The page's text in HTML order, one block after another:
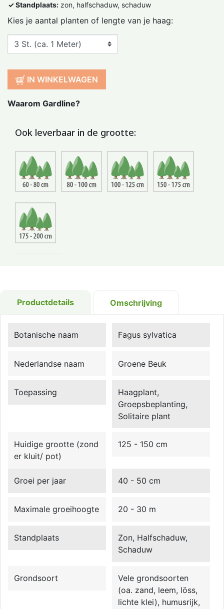
✓ Standplaats: zon, halfschaduw, schaduw
Kies je aantal planten of lengte van je haag:
IN WINKELWAGEN
Waarom Gardline?
Ook leverbaar in de grootte:
Productdetails Omschrijving
Botanische naam Fagus sylvatica
Nederlandse naam Groene Beuk
Toepassing
Haagplant,
Groepsbeplanting,
Solitaire plant
Huidige grootte (zond
er kluit/ pot)
125 - 150 cm
Groei per jaar 40 - 50 cm
Maximale groeihoogte 20 - 30 m
Standplaats
Zon, Halfschaduw,
Schaduw
Grondsoort
Vele grondsoorten
(oa. zand, leem, löss,
lichte klei), humusrijk,